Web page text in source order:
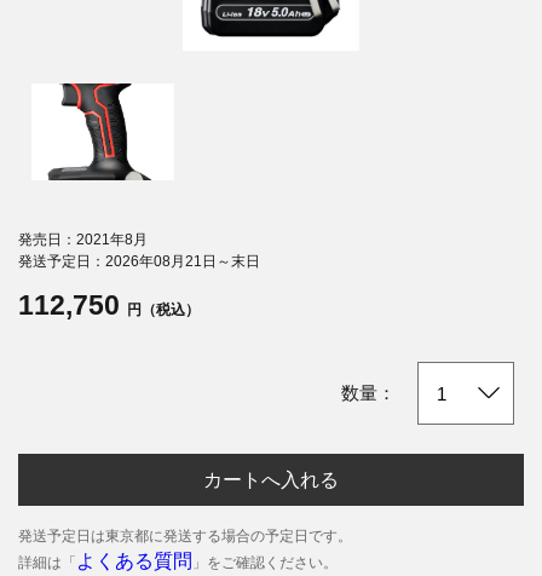
発売日：2021年8月
発送予定日：2026年08月21日～末日
112,750 円（税込）
数量：
カートへ入れる
発送予定日は東京都に発送する場合の予定日です。
詳細は「 よくある質問 」をご確認ください。